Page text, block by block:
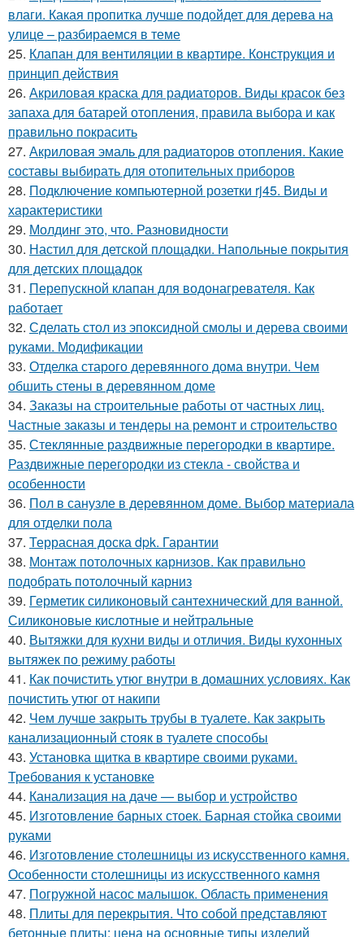
влаги. Какая пропитка лучше подойдет для дерева на
улице – разбираемся в теме
25. Клапан для вентиляции в квартире. Конструкция и
принцип действия
26. Акриловая краска для радиаторов. Виды красок без
запаха для батарей отопления, правила выбора и как
правильно покрасить
27. Акриловая эмаль для радиаторов отопления. Какие
составы выбирать для отопительных приборов
28. Подключение компьютерной розетки rj45. Виды и
характеристики
29. Молдинг это, что. Разновидности
30. Настил для детской площадки. Напольные покрытия
для детских площадок
31. Перепускной клапан для водонагревателя. Как
работает
32. Сделать стол из эпоксидной смолы и дерева своими
руками. Модификации
33. Отделка старого деревянного дома внутри. Чем
обшить стены в деревянном доме
34. Заказы на строительные работы от частных лиц.
Частные заказы и тендеры на ремонт и строительство
35. Стеклянные раздвижные перегородки в квартире.
Раздвижные перегородки из стекла - свойства и
особенности
36. Пол в санузле в деревянном доме. Выбор материала
для отделки пола
37. Террасная доска dpk. Гарантии
38. Монтаж потолочных карнизов. Как правильно
подобрать потолочный карниз
39. Герметик силиконовый сантехнический для ванной.
Силиконовые кислотные и нейтральные
40. Вытяжки для кухни виды и отличия. Виды кухонных
вытяжек по режиму работы
41. Как почистить утюг внутри в домашних условиях. Как
почистить утюг от накипи
42. Чем лучше закрыть трубы в туалете. Как закрыть
канализационный стояк в туалете способы
43. Установка щитка в квартире своими руками.
Требования к установке
44. Канализация на даче — выбор и устройство
45. Изготовление барных стоек. Барная стойка своими
руками
46. Изготовление столешницы из искусственного камня.
Особенности столешницы из искусственного камня
47. Погружной насос малышок. Область применения
48. Плиты для перекрытия. Что собой представляют
бетонные плиты: цена на основные типы изделий